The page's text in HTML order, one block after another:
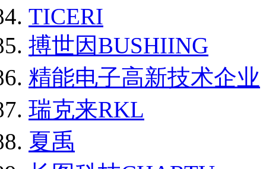
TICERI
搏世因BUSHIING
精能电子高新技术企业
瑞克来RKL
夏禹